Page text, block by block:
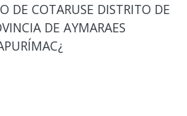
DE COTARUSE DISTRITO DE
DE AYMARAES